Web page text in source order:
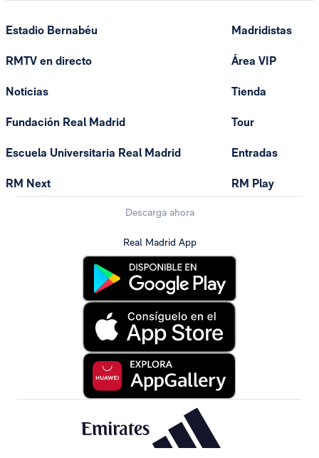
Estadio Bernabéu
RMTV en directo
Noticias
Fundación Real Madrid
Escuela Universitaria Real Madrid
RM Next
Madridistas
Área VIP
Tienda
Tour
Entradas
RM Play
Descarga ahora
Real Madrid App